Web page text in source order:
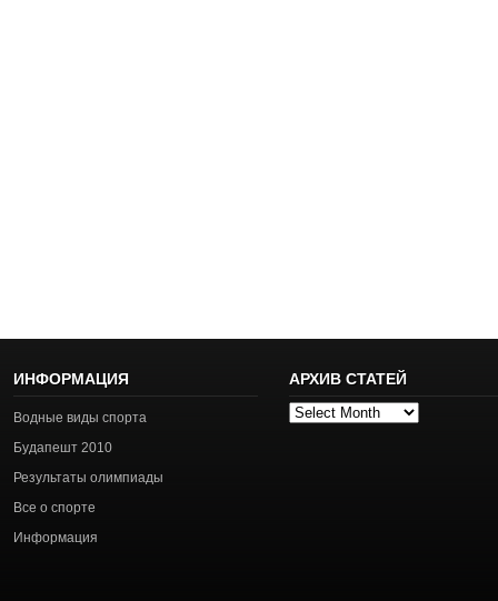
ИНФОРМАЦИЯ
Водные виды спорта
Будапешт 2010
Результаты олимпиады
Все о спорте
Информация
АРХИВ СТАТЕЙ
Архив